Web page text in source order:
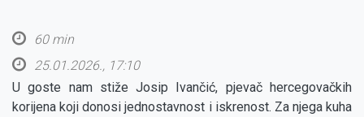
60 min
25.01.2026., 17:10
U goste nam stiže Josip Ivančić, pjevač hercegovačkih
korijena koji donosi jednostavnost i iskrenost. Za njega kuha